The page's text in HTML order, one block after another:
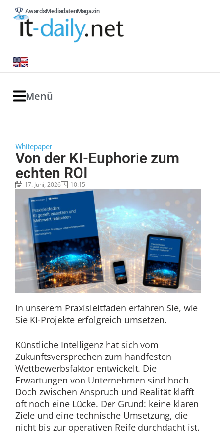
AwardsMediadatenMagazin
Menü
Whitepaper
Von der KI-Euphorie zum
echten ROI
17. Juni, 2026 10:15
In unserem Praxisleitfaden erfahren Sie, wie
Sie KI-Projekte erfolgreich umsetzen.
Künstliche Intelligenz hat sich vom
Zukunftsversprechen zum handfesten
Wettbewerbsfaktor entwickelt. Die
Erwartungen von Unternehmen sind hoch.
Doch zwischen Anspruch und Realität klafft
oft noch eine Lücke. Der Grund: keine klaren
Ziele und eine technische Umsetzung, die
nicht bis zur operativen Reife durchdacht ist.